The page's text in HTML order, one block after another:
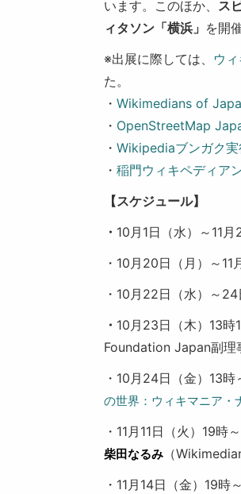
います。このほか、 ス
ィタソン「横浜」 を開
※出展に際しては、 ウ
た。
・Wikimedians of
・ OpenStreetMap
・Wikipediaブンガク実
・稲門ウィキペディア
【スケジュール】
・ 10月1日（水）～11
・10月20日（月）～11
・10月22日（水）～24
・ 10月23日（木）13時
Foundation Japan副理
・10月24日（金）13時
の世界：ウィキマニア・
・11月11日（火）19時
柴田なるみ
（
・11月14日（金）19時